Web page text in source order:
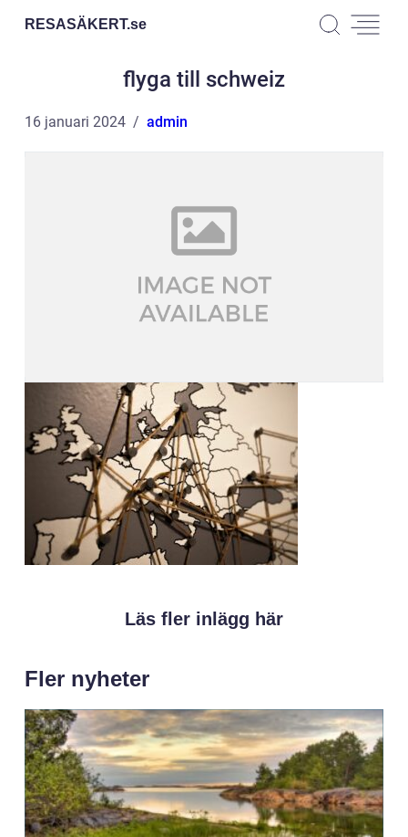
RESASÄKERT.se
flyga till schweiz
16 januari 2024 admin
Läs fler inlägg här
Fler nyheter